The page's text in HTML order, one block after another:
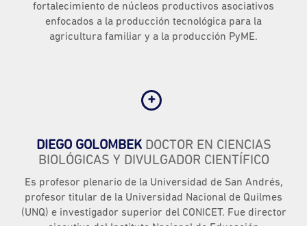
fortalecimiento de núcleos productivos asociativos
enfocados a la producción tecnológica para la
agricultura familiar y a la producción PyME.
DIEGO GOLOMBEK DOCTOR EN CIENCIAS
BIOLÓGICAS Y DIVULGADOR CIENTÍFICO
Es profesor plenario de la Universidad de San Andrés,
profesor titular de la Universidad Nacional de Quilmes
(UNQ) e investigador superior del CONICET. Fue director